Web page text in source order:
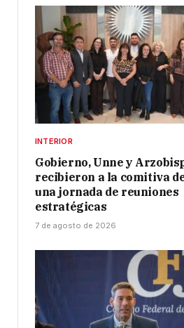
INTERIOR
Gobierno, Unne y
recibieron a la comitiva
una jornada de reuniones
estratégicas
7 de agosto de 2026